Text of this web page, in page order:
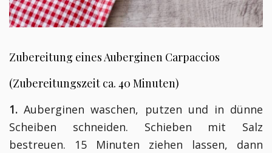
Zubereitung eines Auberginen Carpaccios
(Zubereitungszeit ca. 40 Minuten)
1. Auberginen waschen, putzen und in dünne
Scheiben schneiden. Schieben mit Salz
bestreuen. 15 Minuten ziehen lassen, dann